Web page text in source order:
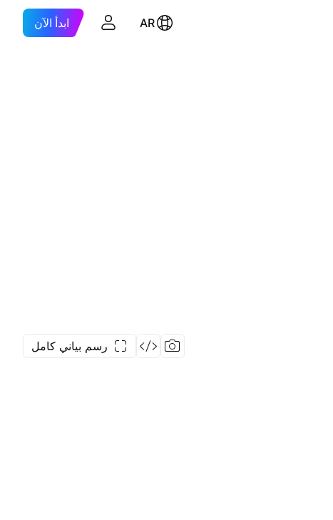
AR ابدأ الآن
رسم بياني كامل